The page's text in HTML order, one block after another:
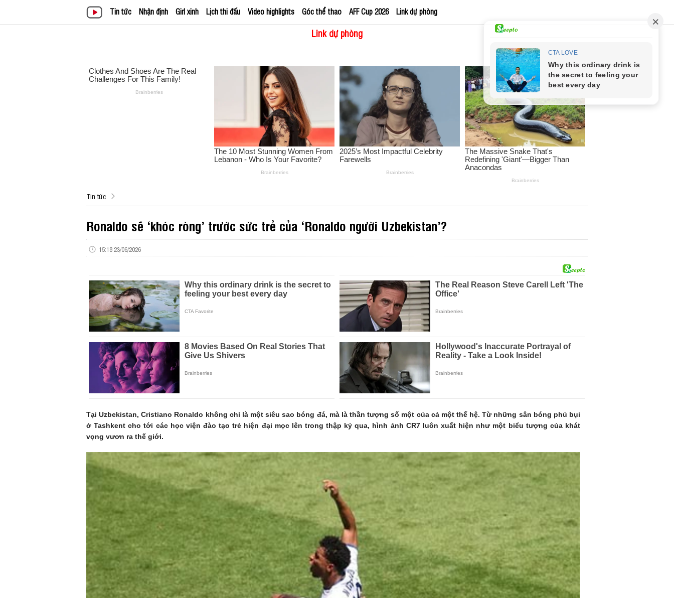
Tin tức Nhận định Girl xinh Lịch thi đấu Video highlights Góc thể thao AFF Cup 2026 Link dự phòng
Link dự phòng
Tin tức
Ronaldo sẽ ‘khóc ròng’ trước sức trẻ của ‘Ronaldo người Uzbekistan’?
15:18 23/06/2026
Tại Uzbekistan, Cristiano Ronaldo không chỉ là một siêu sao bóng đá, mà là thần tượng số một của cả một thế hệ. Từ những sân bóng phủ bụi
ở Tashkent cho tới các học viện đào tạo trẻ hiện đại mọc lên trong thập kỷ qua, hình ảnh CR7 luôn xuất hiện như một biểu tượng của khát
vọng vươn ra thế giới.